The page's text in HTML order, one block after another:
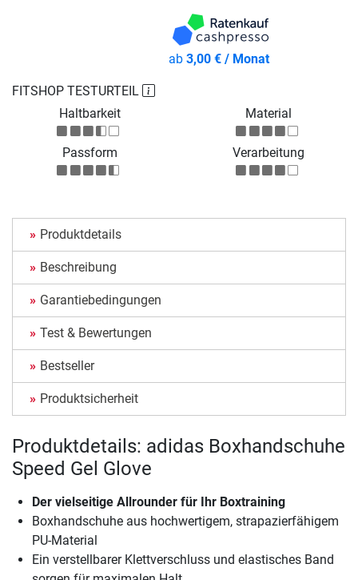
FITSHOP TESTURTEIL
Haltbarkeit
Material
Passform Verarbeitung
ab3,00 € / Monat
Produktdetails
Beschreibung
Garantiebedingungen
Test & Bewertungen
Bestseller
Produktsicherheit
Produktdetails: adidas Boxhandschuhe
Speed Gel Glove
Der vielseitige Allrounder für Ihr Boxtraining
Boxhandschuhe aus hochwertigem, strapazierfähigem
PU-Material
Ein verstellbarer Klettverschluss und elastisches Band